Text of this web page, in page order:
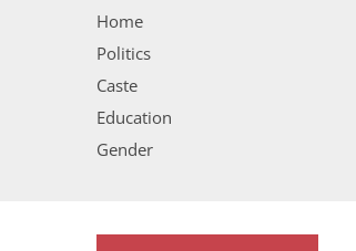
Home
Politics
Caste
Education
Gender